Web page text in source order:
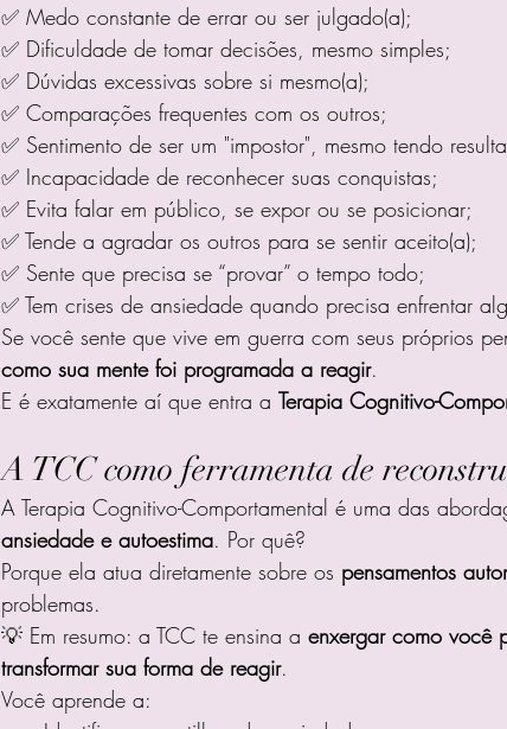
✅ Medo constante de errar ou ser julgado(a);
✅ Dificuldade de tomar decisões, mesmo simples;
✅ Dúvidas excessivas sobre si mesmo(a);
✅ Comparações frequentes com os outros;
✅ Sentimento de ser um "impostor", mesmo tendo
✅ Incapacidade de reconhecer suas conquistas;
✅ Evita falar em público, se expor ou se posicionar;
✅ Tende a agradar os outros para se sentir aceito(a);
✅ Sente que precisa se “provar” o tempo todo;
✅ Tem crises de ansiedade quando precisa enfrentar
Se você sente que vive em guerra com seus próprios
como sua mente foi programada a reagir.
E é exatamente aí que entra a Terapia Cognitivo-
A TCC como ferramenta de
A Terapia Cognitivo-Comportamental é uma das
ansiedade e autoestima. Por quê?
Porque ela atua diretamente sobre os pensamentos
problemas.
💡 Em resumo: a TCC te ensina a enxergar como você
transformar sua forma de reagir.
Você aprende a: